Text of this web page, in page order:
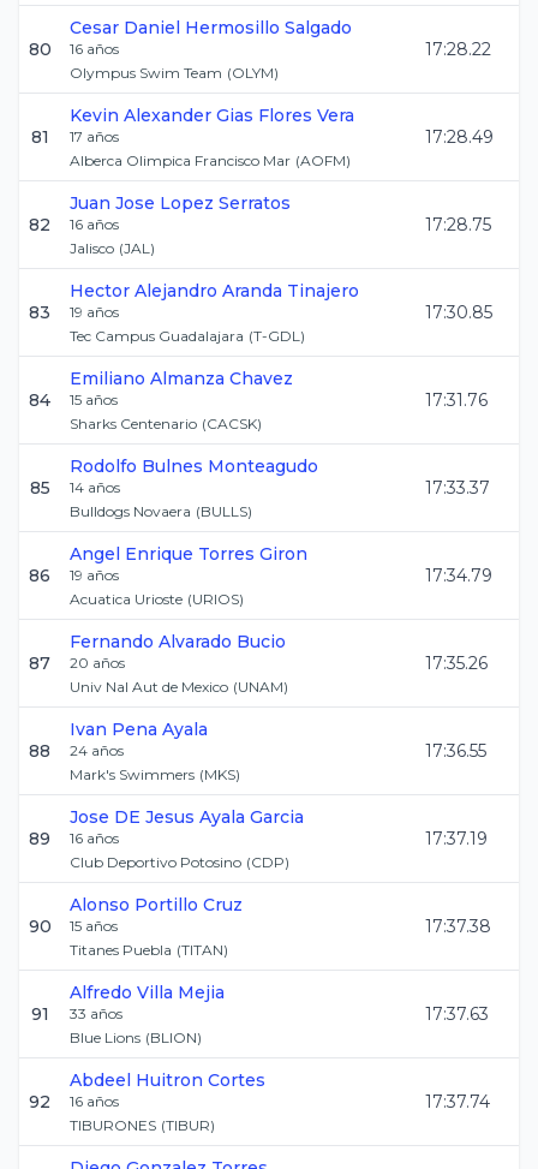
80
Cesar Daniel Hermosillo Salgado
16 años
Olympus Swim Team (OLYM)
17:28.22
81
Kevin Alexander Gias Flores Vera
17 años
Alberca Olimpica Francisco Mar (AOFM)
17:28.49
82
Juan Jose Lopez Serratos
16 años
Jalisco (JAL)
17:28.75
83
Hector Alejandro Aranda Tinajero
19 años
Tec Campus Guadalajara (T-GDL)
17:30.85
84
Emiliano Almanza Chavez
15 años
Sharks Centenario (CACSK)
17:31.76
85
Rodolfo Bulnes Monteagudo
14 años
Bulldogs Novaera (BULLS)
17:33.37
86
Angel Enrique Torres Giron
19 años
Acuatica Urioste (URIOS)
17:34.79
87
Fernando Alvarado Bucio
20 años
Univ Nal Aut de Mexico (UNAM)
17:35.26
88
Ivan Pena Ayala
24 años
Mark's Swimmers (MKS)
17:36.55
89
Jose DE Jesus Ayala Garcia
16 años
Club Deportivo Potosino (CDP)
17:37.19
90
Alonso Portillo Cruz
15 años
Titanes Puebla (TITAN)
17:37.38
91
Alfredo Villa Mejia
33 años
Blue Lions (BLION)
17:37.63
92
Abdeel Huitron Cortes
16 años
TIBURONES (TIBUR)
17:37.74